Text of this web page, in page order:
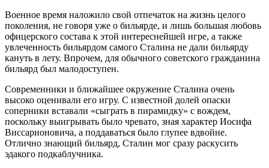
Военное время наложило свой отпечаток на жизнь целого
поколения, не говоря уже о бильярде, и лишь большая любовь
офицерского состава к этой интереснейшей игре, а также
увлеченность бильярдом самого Сталина не дали бильярду
кануть в лету. Впрочем, для обычного советского гражданина
бильярд был малодоступен.
Современники и ближайшее окружение Сталина очень
высоко оценивали его игру. С известной долей опаски
соперники вставали «сыграть в пирамидку» с вождем,
поскольку выигрывать было чревато, зная характер Иосифа
Виссарионовича, а поддаваться было глупее вдвойне.
Отлично знающий бильярд, Сталин мог сразу раскусить
эдакого подкаблучника.